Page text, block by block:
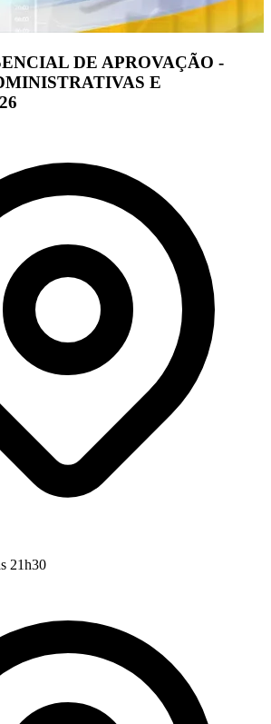
DE APROVAÇÃO -
E
21h30